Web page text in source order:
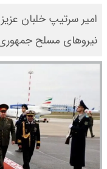
امیر سرتیپ خلبان
نیروهای مسلح جمهوری